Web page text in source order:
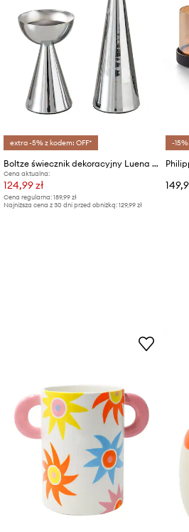
extra -5% z kodem: OFF*
Boltze świecznik dekoracyjny Luena 2-pack
Cena aktualna:
124,99 zł
Cena regularna: 189,99 zł
Najniższa cena z 30 dni przed obniżką: 129,99 zł
-